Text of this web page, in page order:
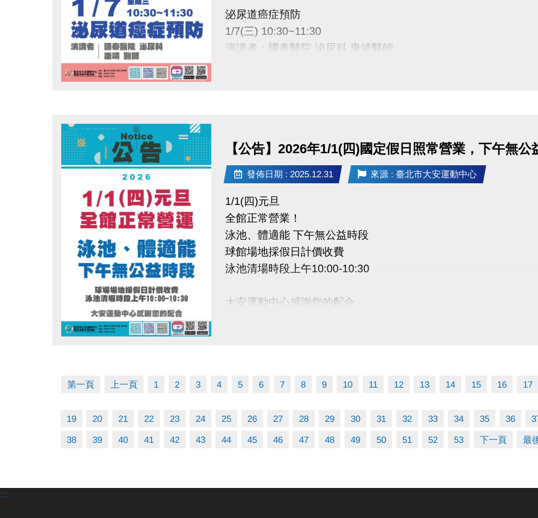
泌尿道癌症預防
1/7(三) 10:30~11:30
演講者：國泰醫院 泌尿科 唐靖醫師
主辦：
國泰綜合醫院Cathay General Hospital
國泰醫療財團法人
【公告】2026年1/1(四)國定假日照常營業，下午無公
發佈日期 : 2025.12.31 來源 : 臺北市大安運動中心
1/1(四)元旦
全館正常營業！
泳池、體適能 下午無公益時段
球館場地採假日計價收費
泳池清場時段上午10:00-10:30
大安運動中心感謝您的配合
第一頁 上一頁 1 2 3 4 5 6 7 8 9 10 11 12 13 14 15 16 17
19 20 21 22 23 24 25 26 27 28 29 30 31 32 33 34 35 36
38 39 40 41 42 43 44 45 46 47 48 49 50 51 52 53 下一頁 最
:::